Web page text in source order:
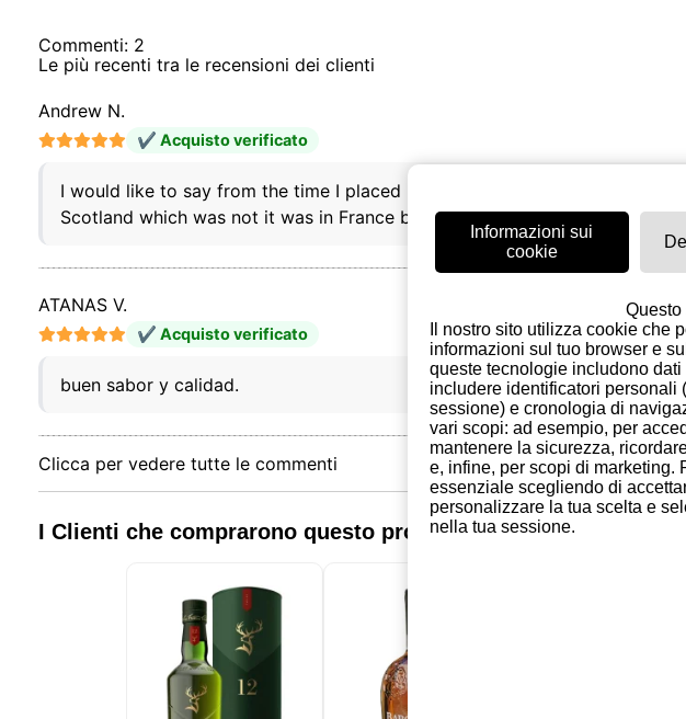
Commenti: 2
Le più recenti tra le recensioni dei clienti
Andrew N.
✔ Acquisto verificato
I would like to say from the time I placed my order everything ran
Scotland which was not it was in France but yes all good I’ll be placing
ATANAS V.
✔ Acquisto verificato
buen sabor y calidad.
Clicca per vedere tutte le commenti
I Clienti che comprarono questo prodotto, hanno comprato
Informazioni sui
cookie
Il nostro sito utilizza cookie che
informazioni sul tuo browser e
queste tecnologie includono
includere identificatori personali
sessione) e cronologia di
vari scopi: ad esempio, per
mantenere la sicurezza,
e, infine, per scopi di marketing.
essenziale scegliendo di
personalizzare la tua scelta e
nella tua sessione.